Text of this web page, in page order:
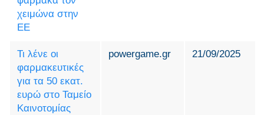
χειμώνα στην
ΕΕ
Τι λένε οι
φαρμακευτικές
για τα 50 εκατ.
ευρώ στο Ταμείο
Καινοτομίας
powergame.gr 21/09/2025